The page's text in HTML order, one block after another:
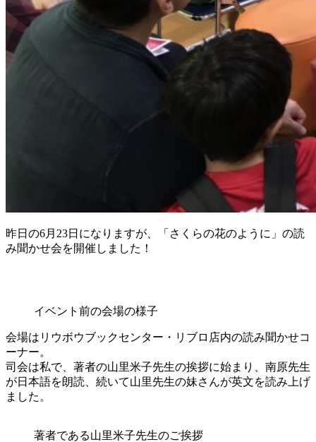
昨日の6月23日になりますが、「さくらの花のように」の読
み聞かせ会を開催しました！
イベント前の会場の様子
会場はリウボウブックセンター・リブロ店内の読み聞かせコ
ーナー。
司会は私で、著者の山里米子先生の挨拶に始まり、南原先生
が日本語を朗読、続いて山里先生の妹さんが英文を読み上げ
ました。
著者である山里米子先生のご挨拶